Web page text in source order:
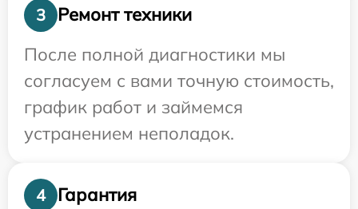
3
Ремонт техники
После полной диагностики мы
согласуем с вами точную стоимость,
график работ и займемся
устранением неполадок.
4
Гарантия